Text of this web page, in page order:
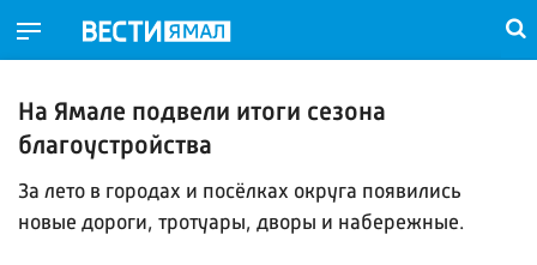
На Ямале подвели итоги сезона
благоустройства
За лето в городах и посёлках округа появились
новые дороги, тротуары, дворы и набережные.